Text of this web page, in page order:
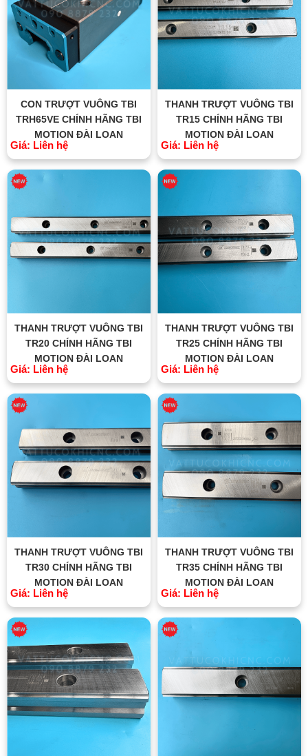
CON TRƯỢT VUÔNG TBI
TRH65VE CHÍNH HÃNG TBI
MOTION ĐÀI LOAN
Giá: Liên hệ
THANH TRƯỢT VUÔNG TBI
TR15 CHÍNH HÃNG TBI
MOTION ĐÀI LOAN
Giá: Liên hệ
THANH TRƯỢT VUÔNG TBI
TR20 CHÍNH HÃNG TBI
MOTION ĐÀI LOAN
Giá: Liên hệ
THANH TRƯỢT VUÔNG TBI
TR25 CHÍNH HÃNG TBI
MOTION ĐÀI LOAN
Giá: Liên hệ
THANH TRƯỢT VUÔNG TBI
TR30 CHÍNH HÃNG TBI
MOTION ĐÀI LOAN
Giá: Liên hệ
THANH TRƯỢT VUÔNG TBI
TR35 CHÍNH HÃNG TBI
MOTION ĐÀI LOAN
Giá: Liên hệ